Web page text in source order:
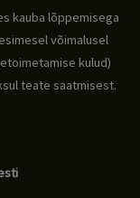
kauba lõppemisega
võimalusel
kulud)
teate saatmisest.